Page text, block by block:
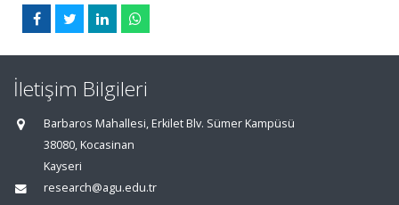
İletişim Bilgileri
Barbaros Mahallesi, Erkilet Blv. Sümer Kampüsü
38080, Kocasinan
Kayseri
research@agu.edu.tr